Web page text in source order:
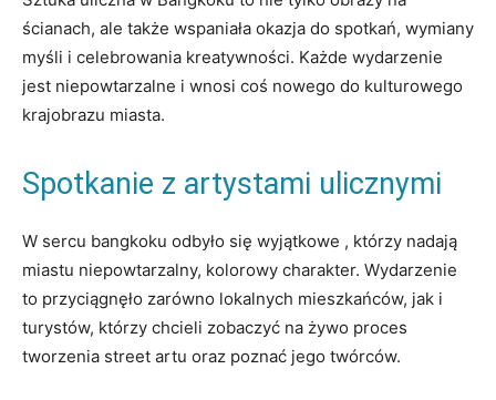
ścianach, ale także wspaniała okazja do spotkań, wymiany
myśli i celebrowania kreatywności. Każde wydarzenie
jest niepowtarzalne i wnosi coś nowego do kulturowego
krajobrazu miasta.
Spotkanie z artystami ulicznymi
W sercu bangkoku odbyło się wyjątkowe , którzy nadają
miastu niepowtarzalny, kolorowy charakter. Wydarzenie
to przyciągnęło zarówno lokalnych mieszkańców, jak i
turystów, którzy chcieli zobaczyć na żywo proces
tworzenia street artu oraz poznać jego twórców.